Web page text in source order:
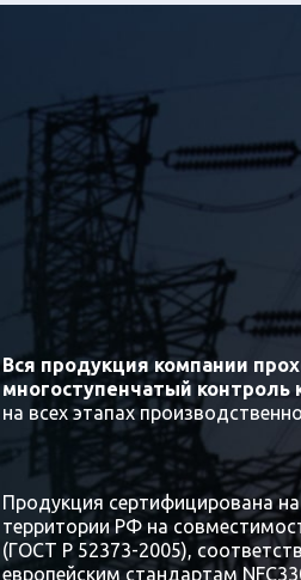
Вся продукция компании
многоступенчатый контроль
на всех этапах
Продукция сертифицирована на
территории РФ на
(ГОСТ Р 52373-2005),
европейским стандартам